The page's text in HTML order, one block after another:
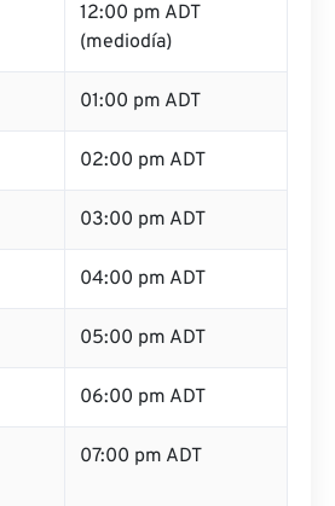
12:00 pm ADT
(mediodía)
01:00 pm ADT
02:00 pm ADT
03:00 pm ADT
04:00 pm ADT
05:00 pm ADT
06:00 pm ADT
07:00 pm ADT